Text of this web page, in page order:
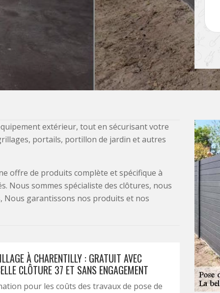
extérieur, tout en sécurisant votre
portails, portillon de jardin et autres
offre de produits complète et spécifique à
Nous sommes spécialiste des clôtures, nous
Nous garantissons nos produits et nos
À CHARENTILLY : GRATUIT AVEC
CLÔTURE 37 ET SANS ENGAGEMENT
pour les coûts des travaux de pose de